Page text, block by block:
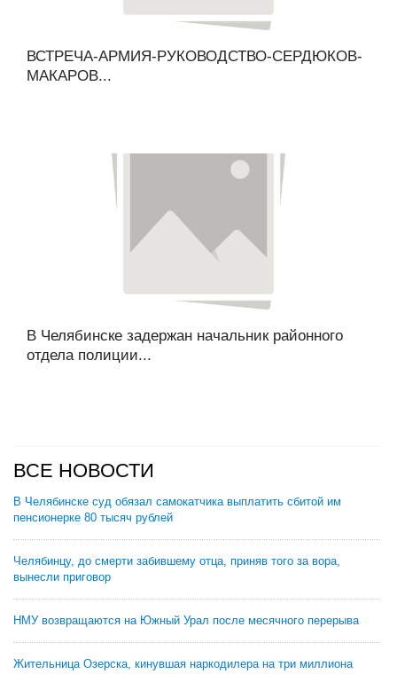
ВСТРЕЧА-АРМИЯ-РУКОВОДСТВО-СЕРДЮКОВ-
МАКАРОВ...
В Челябинске задержан начальник районного
отдела полиции...
ВСЕ НОВОСТИ
В Челябинске суд обязал самокатчика выплатить сбитой им
пенсионерке 80 тысяч рублей
Челябинцу, до смерти забившему отца, приняв того за вора,
вынесли приговор
НМУ возвращаются на Южный Урал после месячного перерыва
Жительница Озерска, кинувшая наркодилера на три миллиона